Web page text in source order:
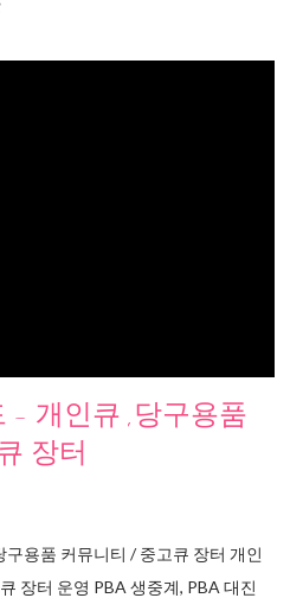
- 개인큐 ,당구용품
장터
용품 커뮤니티 / 중고큐 장터 개인
장터 운영 PBA 생중계, PBA 대진